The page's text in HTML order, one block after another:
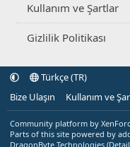
Kullanım ve Şartlar
Gizlilik Politikası
Türkçe (TR)
Bize Ulaşın
Kullanım ve
Community platform by
Parts of this site powered by
DragonByte Technologies (